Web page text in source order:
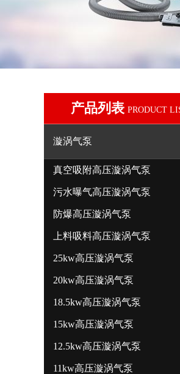
产品列表 PRODUCT
漩涡气泵
真空吸附高压漩涡气泵
污水曝气高压漩涡气泵
防爆高压漩涡气泵
上料吸料高压漩涡气泵
25kw高压漩涡气泵
20kw高压漩涡气泵
18.5kw高压漩涡气泵
15kw高压漩涡气泵
12.5kw高压漩涡气泵
11kw高压漩涡气泵